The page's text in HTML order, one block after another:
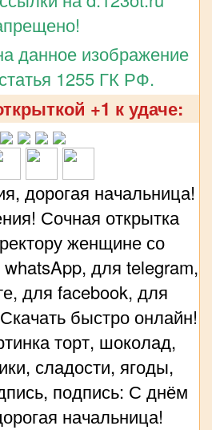
данное изображение
1255 ГК РФ.
+1 к удаче:
дорогая начальница!
Сочная открытка
женщине со
для telegram,
для facebook, для
быстро онлайн!
торт, шоколад,
сладости, ягоды,
подпись: С днём
начальница!